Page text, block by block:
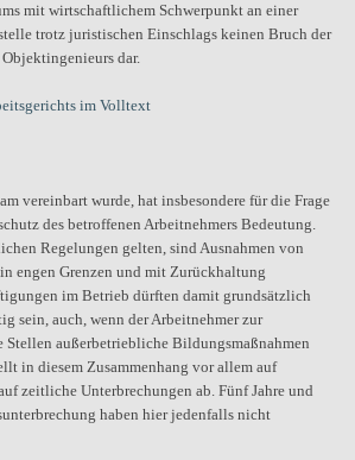
mit wirtschaftlichem Schwerpunkt an einer
trotz juristischen Einschlags keinen Bruch der
dar.
im Volltext
vereinbart wurde, hat insbesondere für die Frage
des betroffenen Arbeitnehmers Bedeutung.
Regelungen gelten, sind Ausnahmen von
engen Grenzen und mit Zurückhaltung
im Betrieb dürften damit grundsätzlich
sein, auch, wenn der Arbeitnehmer zur
außerbetriebliche Bildungsmaßnahmen
in diesem Zusammenhang vor allem auf
zeitliche Unterbrechungen ab. Fünf Jahre und
haben hier jedenfalls nicht